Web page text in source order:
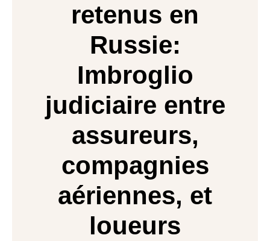
retenus en
Russie:
Imbroglio
judiciaire entre
assureurs,
compagnies
aériennes, et
loueurs